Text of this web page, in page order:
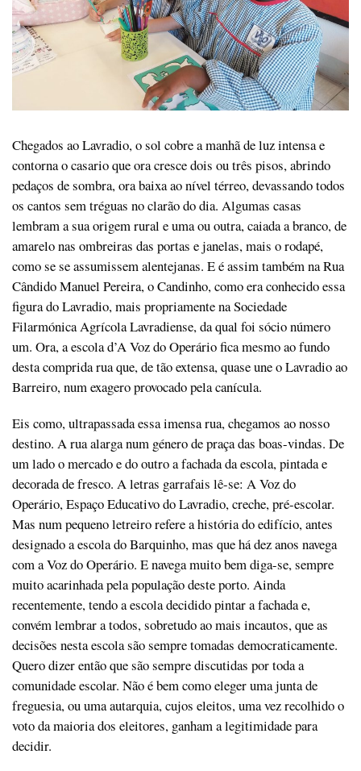
Chegados ao Lavradio, o sol cobre a manhã de luz intensa e
contorna o casario que ora cresce dois ou três pisos, abrindo
pedaços de sombra, ora baixa ao nível térreo, devassando todos
os cantos sem tréguas no clarão do dia. Algumas casas
lembram a sua origem rural e uma ou outra, caiada a branco, de
amarelo nas ombreiras das portas e janelas, mais o rodapé,
como se se assumissem alentejanas. E é assim também na Rua
Cândido Manuel Pereira, o Candinho, como era conhecido essa
figura do Lavradio, mais propriamente na Sociedade
Filarmónica Agrícola Lavradiense, da qual foi sócio número
um. Ora, a escola d’A Voz do Operário fica mesmo ao fundo
desta comprida rua que, de tão extensa, quase une o Lavradio ao
Barreiro, num exagero provocado pela canícula.
Eis como, ultrapassada essa imensa rua, chegamos ao nosso
destino. A rua alarga num género de praça das boas-vindas. De
um lado o mercado e do outro a fachada da escola, pintada e
decorada de fresco. A letras garrafais lê-se: A Voz do
Operário, Espaço Educativo do Lavradio, creche, pré-escolar.
Mas num pequeno letreiro refere a história do edifício, antes
designado a escola do Barquinho, mas que há dez anos navega
com a Voz do Operário. E navega muito bem diga-se, sempre
muito acarinhada pela população deste porto. Ainda
recentemente, tendo a escola decidido pintar a fachada e,
convém lembrar a todos, sobretudo ao mais incautos, que as
decisões nesta escola são sempre tomadas democraticamente.
Quero dizer então que são sempre discutidas por toda a
comunidade escolar. Não é bem como eleger uma junta de
freguesia, ou uma autarquia, cujos eleitos, uma vez recolhido o
voto da maioria dos eleitores, ganham a legitimidade para
decidir.